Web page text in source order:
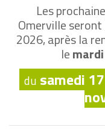
Les
Omerville seront
2026, après la
le
du samedi